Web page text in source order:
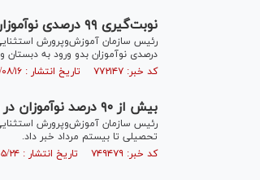
نوبت‌گیری ۹۹ درصدی نوآموزان در طرح سنجش سلامت جسمانی
درصدی نوآموزان بدو ورود به دبستان و ۲۲ درصدی نوآموزان پیش‌دبستانی در برنامه سنجش سلامت جسمانی و آمادگی تحصیلی خبر داد.
کد خبر: ۷۷۲۱۴۷ تاریخ انتشار : ۱۴۰۰/۰۸/۱۶
بیش از ۹۰ درصد نوآموزان در برنامه سنجش سلامت جسمانی، ثبت نام کردند
تحصیلی تا بیستم مرداد خبر داد.
کد خبر: ۷۴۹۴۷۹ تاریخ انتشار : ۱۴۰۰/۰۵/۲۴